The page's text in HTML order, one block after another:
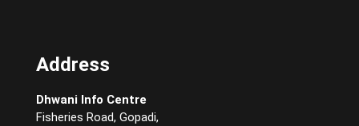
Address
Dhwani Info Centre
Fisheries Road, Gopadi,